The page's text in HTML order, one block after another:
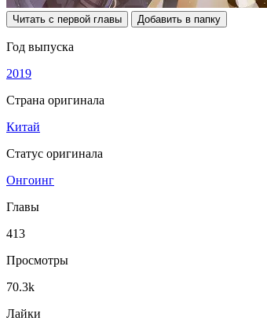
Читать с первой главы Добавить в папку
Год выпуска
2019
Страна оригинала
Китай
Статус оригинала
Онгоинг
Главы
413
Просмотры
70.3k
Лайки